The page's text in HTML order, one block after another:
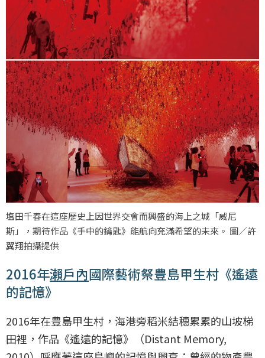
塩田千春在這座歷史上因世界交會而興盛的海上之城「威尼
斯」，期待作品《手中的鑰匙》能航向充滿希望的未來。 圖／許
翼翔拍攝提供
2016年瀨戶內國際藝術祭豊島甲生村《遙遠
的記憶》
2016年在豊島甲生村，海港旁稻米結穗累累的山坡梯
田裡，作品《遙遠的記憶》（Distant Memory,